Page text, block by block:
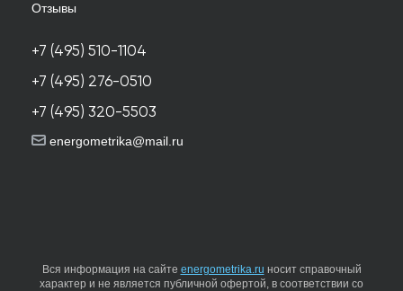
Отзывы
+7 (495) 510-1104
+7 (495) 276-0510
+7 (495) 320-5503
energometrika@mail.ru
Вся информация на сайте energometrika.ru носит справочный
характер и не является публичной офертой, в соответствии со